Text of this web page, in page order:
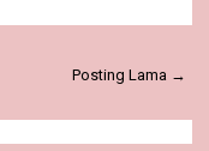
Posting Lama →